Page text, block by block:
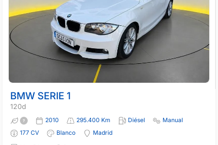
BMW SERIE 1
120d
2010 295.400 Km Diésel
Manual
177 CV
Blanco
Madrid